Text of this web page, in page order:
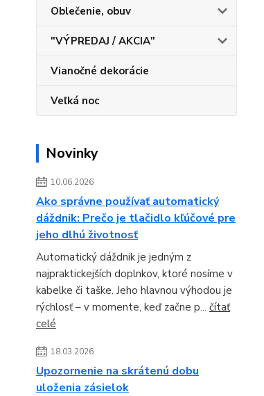
Oblečenie, obuv
"VÝPREDAJ / AKCIA"
Vianočné dekorácie
Veľká noc
Novinky
10.06.2026
Ako správne používať automatický
dáždnik: Prečo je tlačidlo kľúčové pre
jeho dlhú životnosť
Automatický dáždnik je jedným z
najpraktickejších doplnkov, ktoré nosíme v
kabelke či taške. Jeho hlavnou výhodou je
rýchlosť – v momente, keď začne p... čítať
celé
18.03.2026
Upozornenie na skrátenú dobu
uloženia zásielok